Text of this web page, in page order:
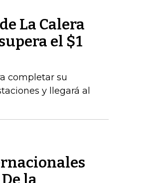
La Calera
el $1
completar su
y llegará al